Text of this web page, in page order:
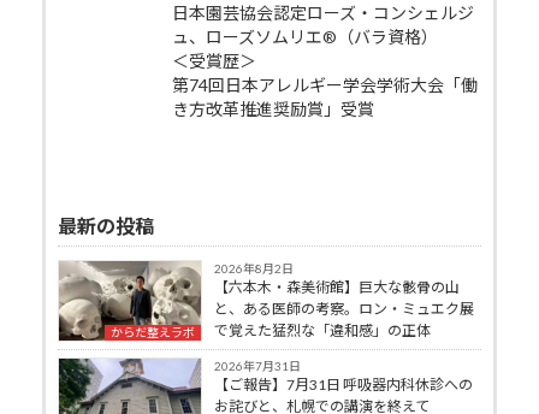
日本園芸協会認定ローズ・コンシェルジ
ュ、ローズソムリエ®（バラ資格）
＜受賞歴＞
第74回日本アレルギー学会学術大会「働
き方改革推進奨励賞」受賞
最新の投稿
からだ整えラボ
2026年8月2日
【六本木・森美術館】巨大な骸骨の山
と、ある医師の考察。ロン・ミュエク展
で覚えた猛烈な「違和感」の正体
2026年7月31日
【ご報告】7月31日 呼吸器内科休診への
お詫びと、札幌での講演を終えて